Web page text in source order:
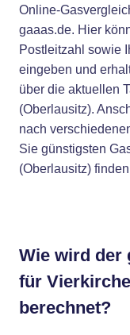
Online-
gaaas.de. Hier
Postleitzahl sowie
eingeben und
über die aktuellen
(Oberlausitz).
nach
Sie günstigsten
(Oberlausitz)
Wie wird der
für
berechnet?